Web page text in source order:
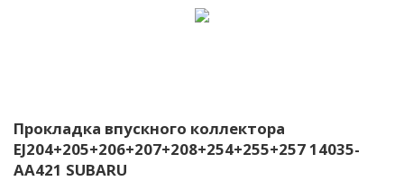
Прокладка впускного коллектора
EJ204+205+206+207+208+254+255+257 14035-
AA421 SUBARU